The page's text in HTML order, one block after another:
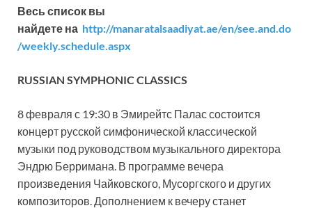
Весь список вы
найдете на http://manaratalsaadiyat.ae/en/see.and.do
/weekly.schedule.aspx
RUSSIAN SYMPHONIC CLASSICS
8 февраля с 19:30 в Эмирейтс Палас состоится
концерт русской симфонической классической
музыки под руководством музыкального директора
Эндрю Берримана. В программе вечера
произведения Чайковского, Мусоргского и других
композиторов. Дополнением к вечеру станет